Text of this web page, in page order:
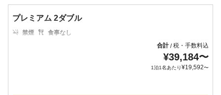
プレミアム 2ダブル
禁煙
食事なし
合計/税・手数料込
¥39,184〜
1泊1名あたり¥19,592〜